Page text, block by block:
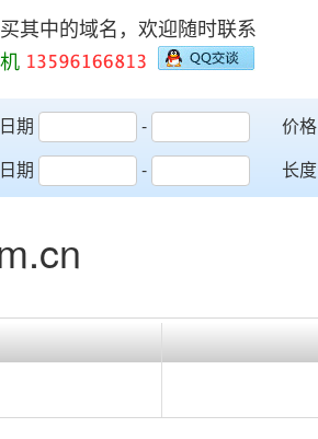
其中的域名，欢迎随时联系
期
-
期
-
价格
长度